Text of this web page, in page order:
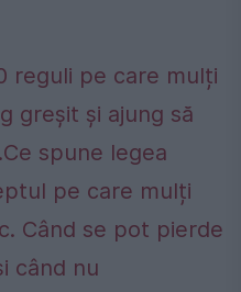
reguli pe care mulți
greșit și ajung să
spune legea
pe care mulți
Când se pot pierde
când nu